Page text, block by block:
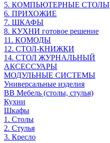
5. КОМПЬЮТЕРНЫЕ СТОЛЫ
6. ПРИХОЖИЕ
7. ШКАФЫ
8. КУХНИ готовое решение
11. КОМОДЫ
12. СТОЛ-КНИЖКИ
14. СТОЛ ЖУРНАЛЬНЫЙ
АКСЕССУАРЫ
МОДУЛЬНЫЕ СИСТЕМЫ
Универсальные изделия
ВВ Мебель (столы, стулья)
Кухни
Шкафы
1. Столы
2. Стулья
3. Кресло